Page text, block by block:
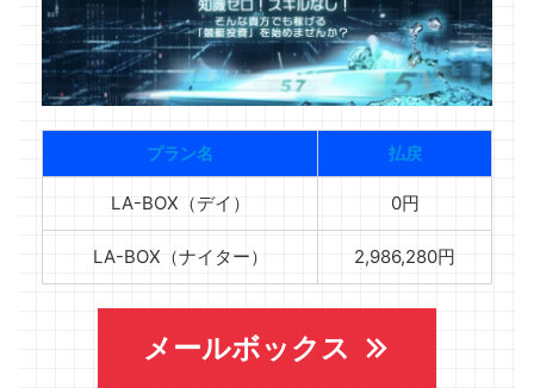
プラン名 払戻
LA-BOX（デイ） 0円
LA-BOX（ナイター） 2,986,280円
メールボックス